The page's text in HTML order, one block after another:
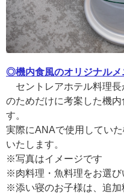
◎機内食風のオリジナルメ
セントレアホテル料理長
のためだけに考案した機
す。
実際にANAで使用してい
いたします。
※写真はイメージです
※肉料理・魚料理をお選び
※添い寝のお子様は、追加